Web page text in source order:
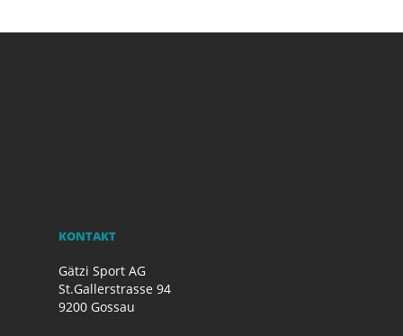
KONTAKT
Gätzi Sport AG
St.Gallerstrasse 94
9200 Gossau